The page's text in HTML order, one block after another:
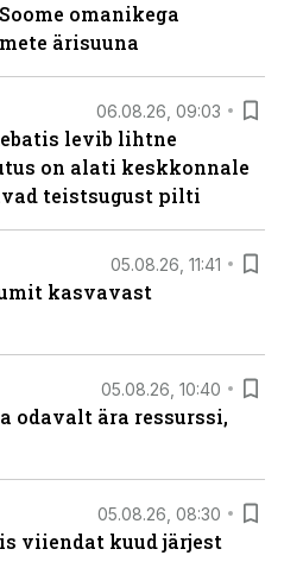
omanikega
ärisuuna
06.08.26, 09:03
levib lihtne
on alati keskkonnale
teistsugust pilti
05.08.26, 11:41
kasvavast
05.08.26, 10:40
odavalt ära ressurssi,
05.08.26, 08:30
viiendat kuud järjest